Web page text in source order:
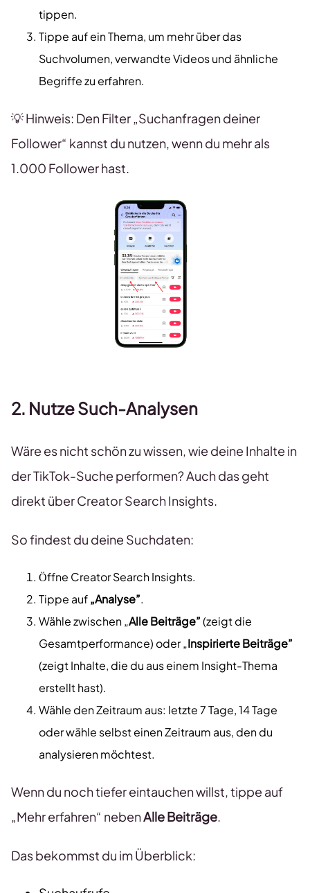
tippen.
Tippe auf ein Thema, um mehr über das
Suchvolumen, verwandte Videos und ähnliche
Begriffe zu erfahren.
💡 Hinweis: Den Filter „Suchanfragen deiner
Follower“ kannst du nutzen, wenn du mehr als
1.000 Follower hast.
2. Nutze Such-Analysen
Wäre es nicht schön zu wissen, wie deine Inhalte in
der TikTok-Suche performen? Auch das geht
direkt über Creator Search Insights.
So findest du deine Suchdaten:
Öffne Creator Search Insights.
Tippe auf„Analyse”.
Wähle zwischen „Alle Beiträge”(zeigt die
Gesamtperformance) oder „Inspirierte Beiträge”
(zeigt Inhalte, die du aus einem Insight-Thema
erstellt hast).
Wähle den Zeitraum aus: letzte 7 Tage, 14 Tage
oder wähle selbst einen Zeitraum aus, den du
analysieren möchtest.
Wenn du noch tiefer eintauchen willst, tippe auf
„Mehr erfahren“ nebenAlle Beiträge.
Das bekommst du im Überblick: